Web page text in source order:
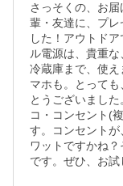
さっそくの、お
輩・友達に、プ
した！アウトド
ル電源は、貴重
冷蔵庫まで、使
マホも。とって
とうございまし
コ・コンセント(
す。コンセント
ワットですかね
です。ぜひ、お試